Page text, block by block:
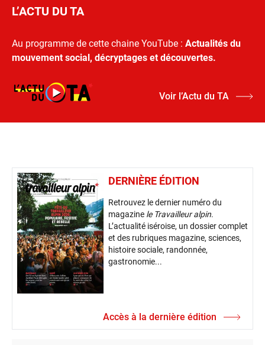
L’ACTU DU TA
Au programme de cette chaine YouTube : Actualités du
mouvement social, décryptages et découvertes.
Voir l’Actu du TA
DERNIÈRE ÉDITION
Retrouvez le dernier numéro du
magazine le Travailleur alpin.
L’actualité iséroise, un dossier complet
et des rubriques magazine, sciences,
histoire sociale, randonnée,
gastronomie...
Accès à la dernière édition